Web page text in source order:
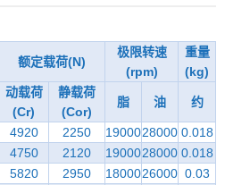
额定载荷(N)
极限转速
(rpm)
重量
(kg)
动载荷
(Cr)
静载荷
(Cor)
脂 油 约
4920 2250 1900028000 0.018
4750 2120 1900028000 0.018
5820 2950 1800026000 0.03